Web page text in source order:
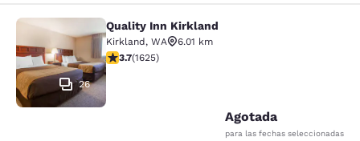
Quality Inn Kirkland
26
Quality Inn Kirkland
Kirkland, WA
6.01 km
Calificación de 3.69 estrellas. Bueno. 1625 reseñas
3.7(1625)
Agotada
para las fechas seleccionadas